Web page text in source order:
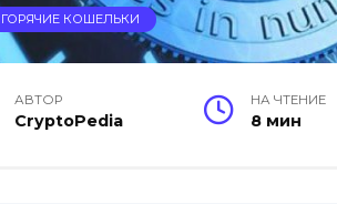
ГОРЯЧИЕ КОШЕЛЬКИ
АВТОР
CryptoPedia
НА ЧТЕНИЕ
8 мин